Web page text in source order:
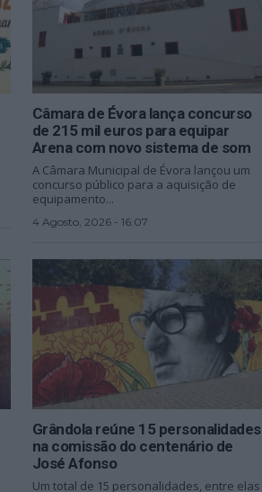
Câmara de Évora lança concurso
de 215 mil euros para equipar
Arena com novo sistema de som
A Câmara Municipal de Évora lançou um
concurso público para a aquisição de
equipamento...
4 Agosto, 2026 - 16:07
Grândola reúne 15 personalidades
na comissão do centenário de
José Afonso
Um total de 15 personalidades, entre elas